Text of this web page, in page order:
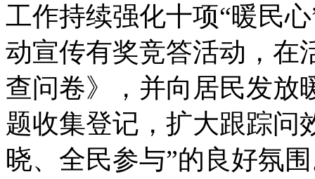
工作持续强化十项“暖民
动宣传有奖竞答活动，在
查问卷》，并向居民发放
题收集登记，扩大跟踪问
晓、全民参与”的良好氛